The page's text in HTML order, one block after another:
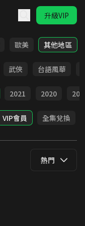
升級VIP
歐美 其他地區
武俠 台語風華
2021 2020
VIP會員 全集兌換
熱門